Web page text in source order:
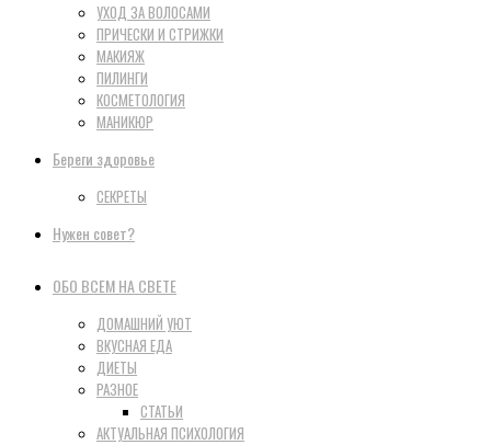
УХОД ЗА ВОЛОСАМИ
ПРИЧЕСКИ И СТРИЖКИ
МАКИЯЖ
ПИЛИНГИ
КОСМЕТОЛОГИЯ
МАНИКЮР
Береги здоровье
СЕКРЕТЫ
Нужен совет?
ОБО ВСЕМ НА СВЕТЕ
ДОМАШНИЙ УЮТ
ВКУСНАЯ ЕДА
ДИЕТЫ
РАЗНОЕ
СТАТЬИ
АКТУАЛЬНАЯ ПСИХОЛОГИЯ